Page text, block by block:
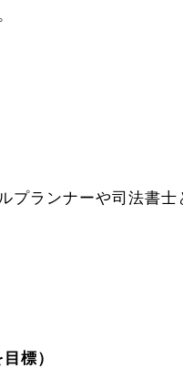
プランナーや司法書士
標）